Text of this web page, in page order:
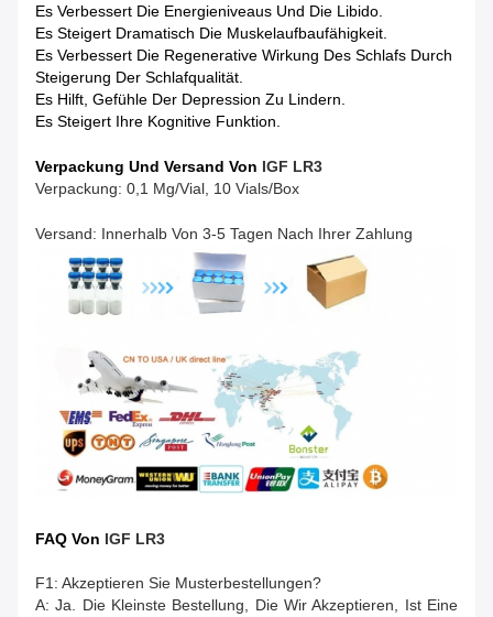
Es Verbessert Die Energieniveaus Und Die Libido.
Es Steigert Dramatisch Die Muskelaufbaufähigkeit.
Es Verbessert Die Regenerative Wirkung Des Schlafs Durch
Steigerung Der Schlafqualität.
Es Hilft, Gefühle Der Depression Zu Lindern.
Es Steigert Ihre Kognitive Funktion.
Verpackung Und Versand Von IGF LR3
Verpackung: 0,1 Mg/Vial, 10 Vials/Box
Versand: Innerhalb Von 3-5 Tagen Nach Ihrer Zahlung
FAQ Von IGF LR3
F1: Akzeptieren Sie Musterbestellungen?
A: Ja. Die Kleinste Bestellung, Die Wir Akzeptieren, Ist Eine